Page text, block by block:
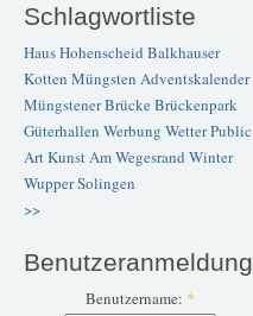
Schlagwortliste
Haus Hohenscheid Balkhauser
Kotten Müngsten Adventskalender
Müngstener BrückeBrückenpark
Güterhallen Werbung WetterPublic
ArtKunstAm Wegesrand Winter
WupperSolingen
>>
Benutzeranmeldung
Benutzername: *